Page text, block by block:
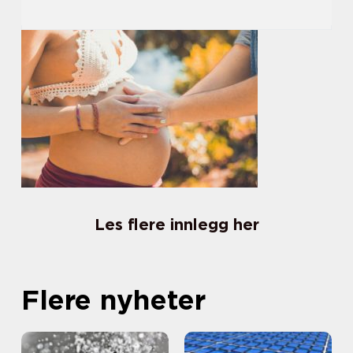
Les flere innlegg her
Flere nyheter